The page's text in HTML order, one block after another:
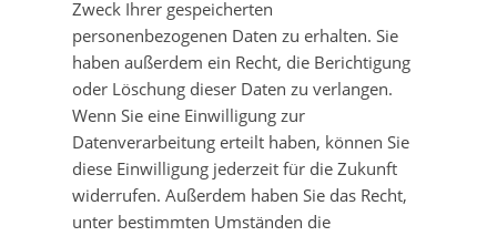
Zweck Ihrer gespeicherten
personenbezogenen Daten zu erhalten. Sie
haben außerdem ein Recht, die Berichtigung
oder Löschung dieser Daten zu verlangen.
Wenn Sie eine Einwilligung zur
Datenverarbeitung erteilt haben, können Sie
diese Einwilligung jederzeit für die Zukunft
widerrufen. Außerdem haben Sie das Recht,
unter bestimmten Umständen die